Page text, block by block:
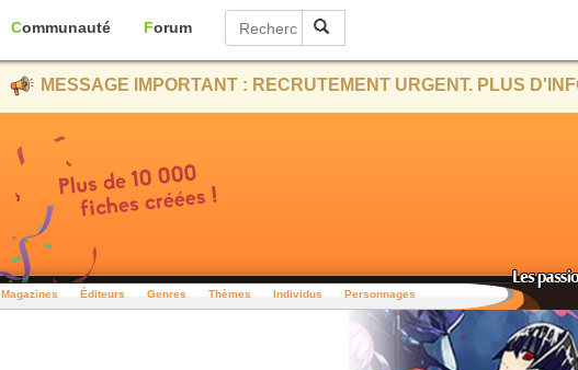
Communauté Forum
MESSAGE IMPORTANT : RECRUTEMENT URGENT. PLUS
Magazines Éditeurs Genres Thèmes Individus Personnages